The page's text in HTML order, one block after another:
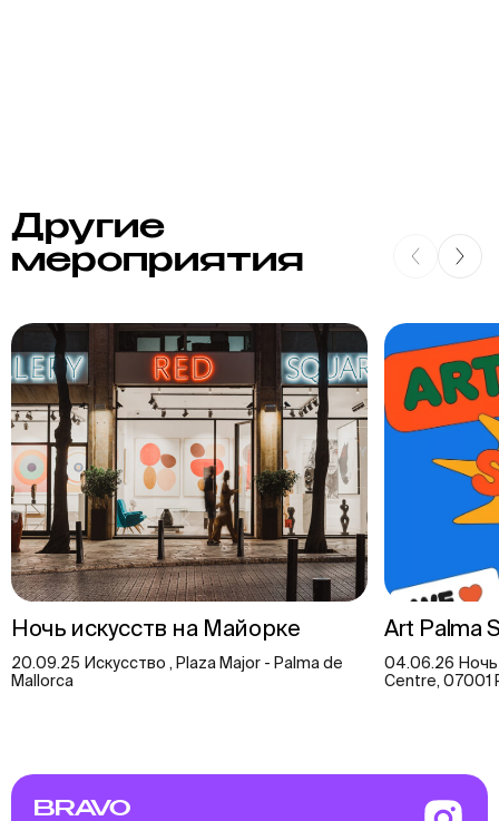
Другие
мероприятия
Ночь искусств на Майорке
20.09.25 Искусство , Plaza Major - Palma de
Mallorca
Art Palma
04.06.26 Ночь
Centre, 07001
BRAVO